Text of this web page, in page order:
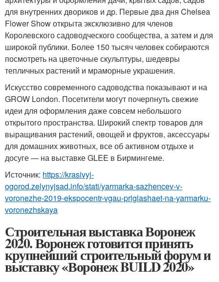
для внутренних двориков и др. Первые два дня Chelsea
Flower Show открыта эксклюзивно для членов
Королевского садоводческого сообщества, а затем и для
широкой публики. Более 150 тысяч человек собираются
посмотреть на цветочные скульптуры, шедевры
тепличных растений и мраморные украшения.
Искусство современного садоводства показывают и на
GROW London. Посетители могут почерпнуть свежие
идеи для оформления даже совсем небольшого
открытого пространства. Широкий спектр товаров для
выращивания растений, овощей и фруктов, аксессуары
для домашних животных, все об активном отдыхе и
досуге — на выставке GLEE в Бирмингеме.
Источник: https://krasivyj-
ogorod.zelynyjsad.info/stati/yarmarka-sazhencev-v-
voronezhe-2019-ekspocentr-vgau-priglashaet-na-yarmarku-
voronezhskaya
Строительная выставка Воронеж
2020. Воронеж готовится принять
крупнейший строительный форум и
выставку «Воронеж BUILD 2020»